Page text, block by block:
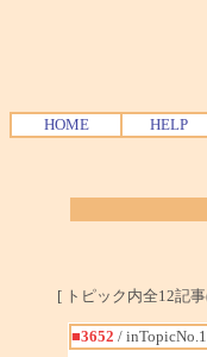
HOME HELP
[ トピック内全12記
■3652 /